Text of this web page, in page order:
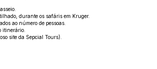
durante os safáris em Kruger.
ao número de pessoas.
itinerário.
site da Sepcial Tours).